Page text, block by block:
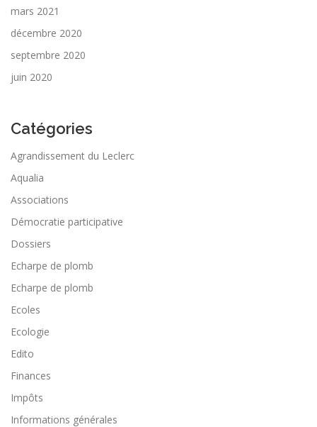
mars 2021
décembre 2020
septembre 2020
juin 2020
Catégories
Agrandissement du Leclerc
Aqualia
Associations
Démocratie participative
Dossiers
Echarpe de plomb
Echarpe de plomb
Ecoles
Ecologie
Edito
Finances
Impôts
Informations générales